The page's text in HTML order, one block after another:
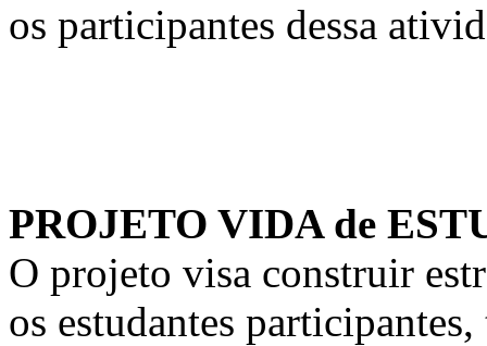
os participantes dessa
PROJETO VIDA de
O projeto visa construir
os estudantes